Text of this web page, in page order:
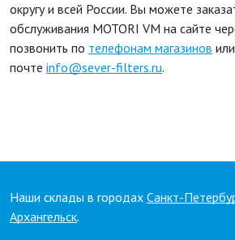
округу и всей России. Вы можете
обслуживания MOTORI VM на сайте
позвонить по телефонам магазинов
почте info@sever-filters.ru.
Наши склады в городах Санкт-
Архангельск.